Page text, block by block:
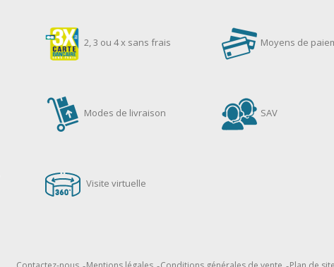
2, 3 ou 4 x sans frais Moyens de
Modes de livraison SAV
Visite virtuelle